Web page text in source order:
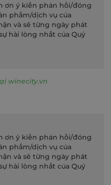
ơn ý kiến phản hồi/đóng
phẩm/dịch vụ của
và sẽ từng ngày phát
hài lòng nhất của Quý
winecity.vn
ơn ý kiến phản hồi/đóng
phẩm/dịch vụ của
và sẽ từng ngày phát
hài lòng nhất của Quý